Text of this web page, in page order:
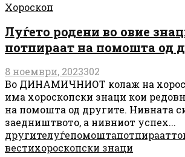
Хороскоп
Луѓето родени во овие
потпираат на помошта од
8 ноември, 2023302
Во ДИНАМИЧНИОТ колаж на
има хороскопски знаци кои
на помошта од другите. Нивната
заедништвото, а нивниот успех...
другителуѓепомоштапотпираат
вестихороскопски знаци